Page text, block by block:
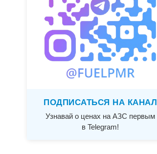
ПОДПИСАТЬСЯ НА КАНАЛ
Узнавай о ценах на АЗС первым
в Telegram!